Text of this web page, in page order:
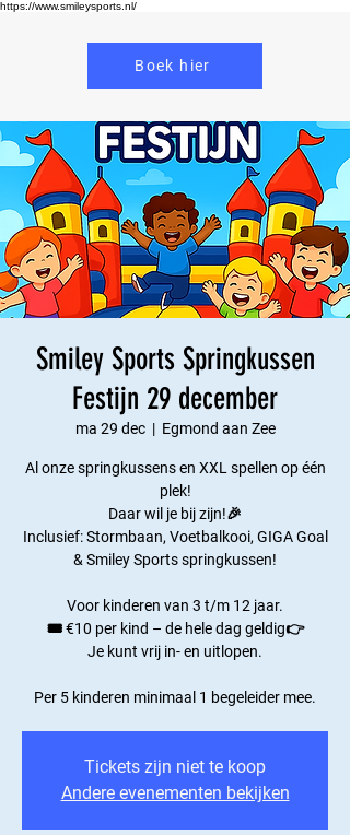
https://www.smileysports.nl/
Boek hier
Smiley Sports Springkussen
Festijn 29 december
ma 29 dec
  |
Egmond aan Zee
Al onze springkussens en XXL spellen op één
plek!
Daar wil je bij zijn!🎉
Inclusief: Stormbaan, Voetbalkooi, GIGA Goal
& Smiley Sports springkussen!
Voor kinderen van 3 t/m 12 jaar.
🎟️ €10 per kind – de hele dag geldig👉
Je kunt vrij in- en uitlopen.
Per 5 kinderen minimaal 1 begeleider mee.
Tickets zijn niet te koop
Andere evenementen bekijken